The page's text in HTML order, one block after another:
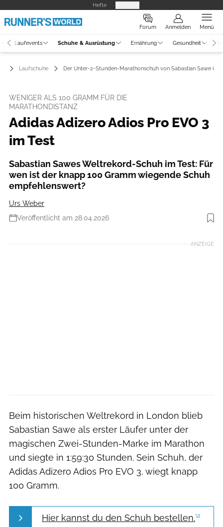
Hefte
Forum Anmelden Menü
Laufevents Schuhe & Ausrüstung Ernährung Gesundheit
Laufschuhe Der Unter-2-Stunden-Marathonschuh von Sabastian Sawe im
WENIGER ALS 100 GRAMM FÜR DIE
MARATHONDISTANZ
Adidas Adizero Adios Pro EVO 3
im Test
Sabastian Sawes Weltrekord-Schuh im Test: Für
wen ist der knapp 100 Gramm wiegende Schuh
empfehlenswert?
Urs Weber
Veröffentlicht am 28.04.2026
Foto: RUNNER’S WORLD
ANZEIGE
Beim historischen Weltrekord in London blieb
Sabastian Sawe als erster Läufer unter der
magischen Zwei-Stunden-Marke im Marathon
und siegte in 1:59:30 Stunden. Sein Schuh, der
Adidas Adizero Adios Pro EVO 3, wiegt knapp
100 Gramm.
Hier kannst du den Schuh bestellen.